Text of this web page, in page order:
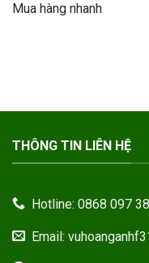
Mua hàng nhanh
THÔNG TIN LIÊN HỆ
Hotline: 0868 097
Email: